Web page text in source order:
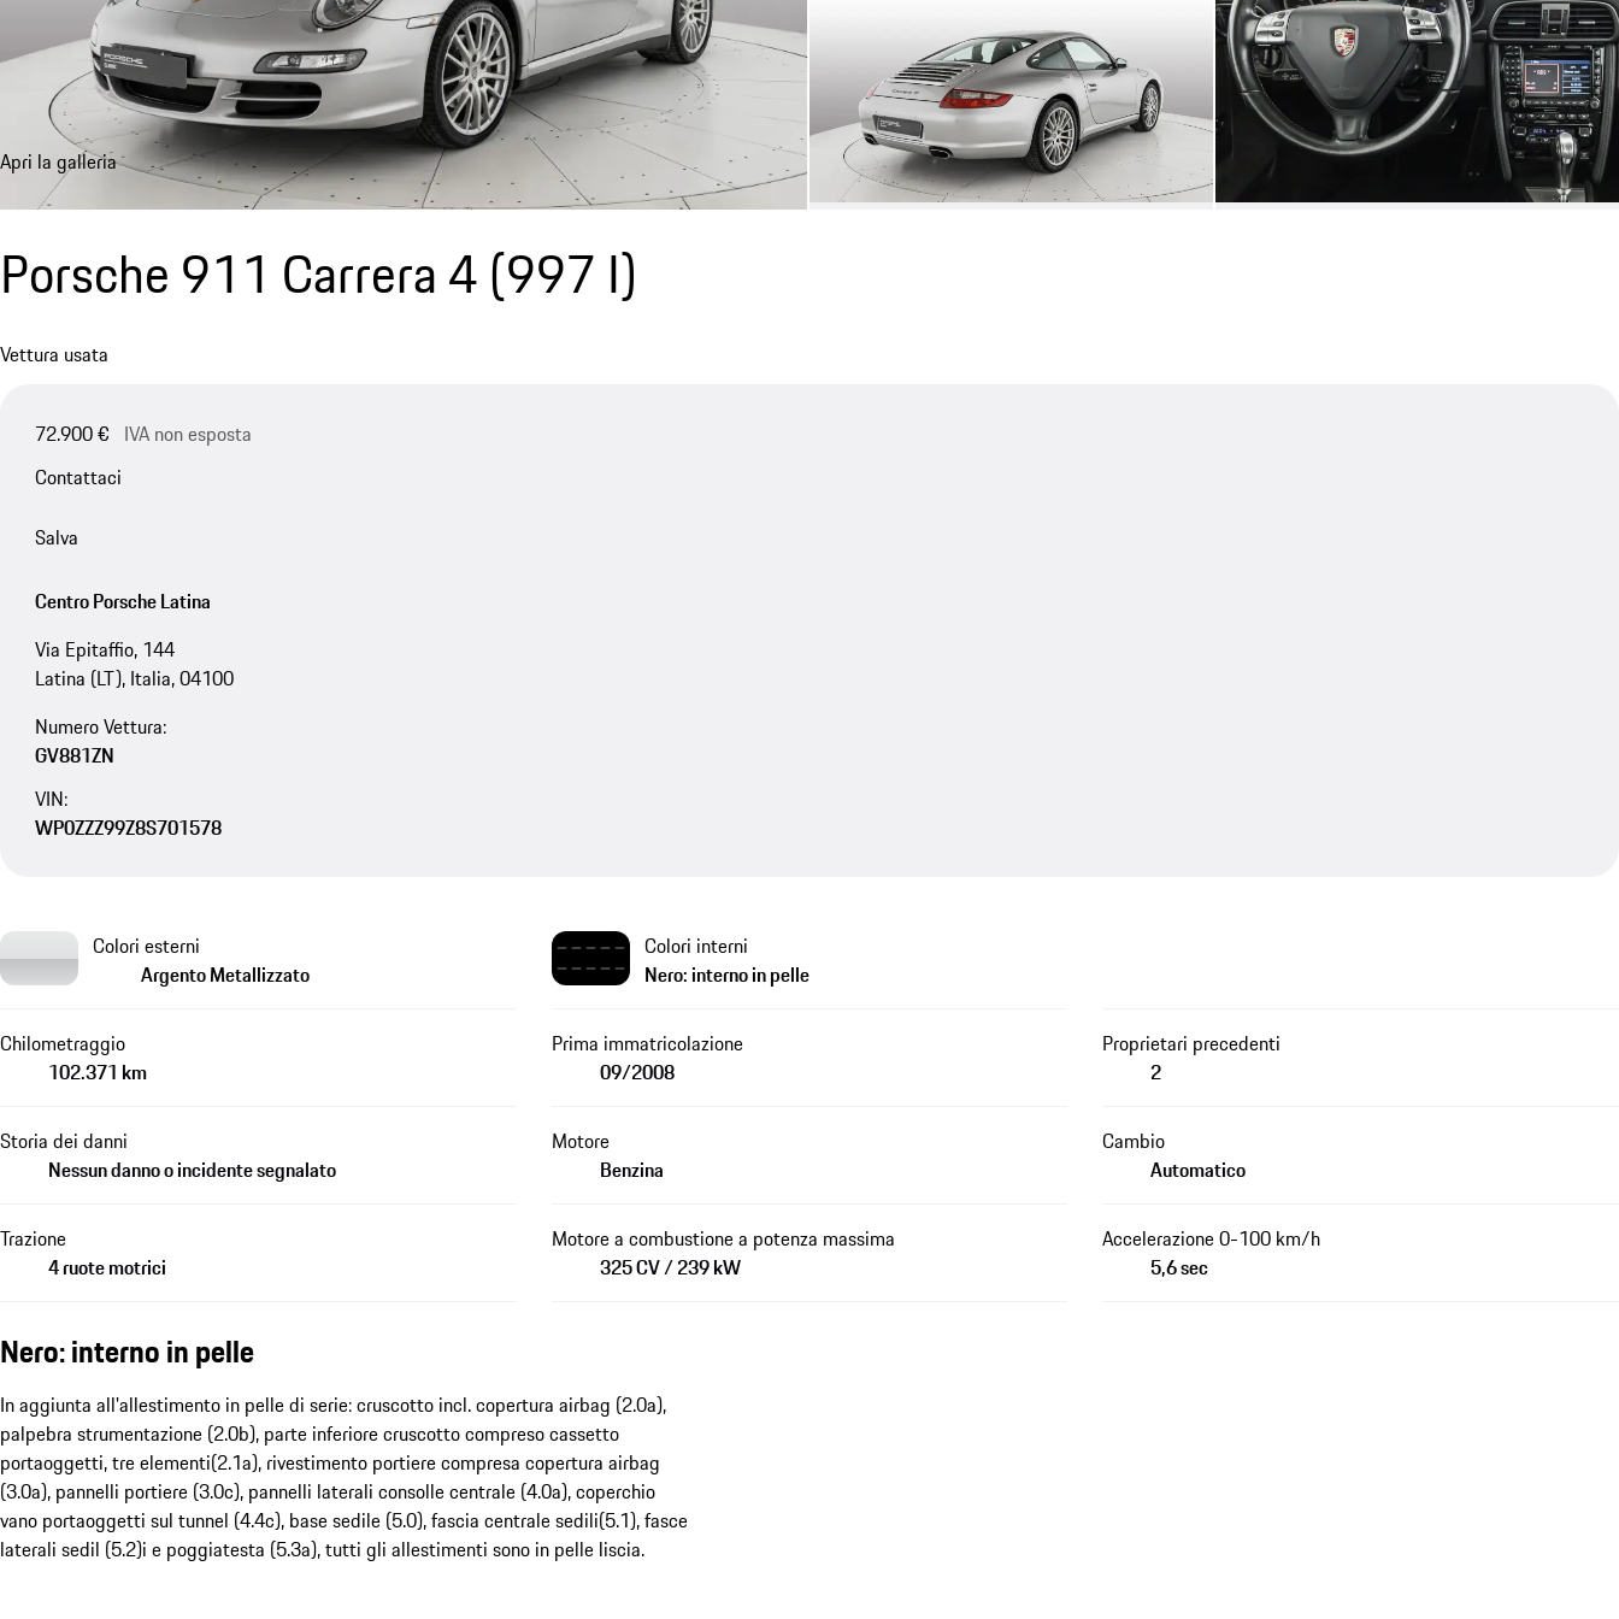
Apri la galleria
Porsche 911 Carrera 4(997 I)
Vettura usata
72.900 € IVA non esposta
Contattaci
Salva
Centro Porsche Latina
Via Epitaffio, 144
Latina (LT), Italia, 04100
Numero Vettura:
GV881ZN
VIN:
WP0ZZZ99Z8S701578
Colori esterni
Argento Metallizzato
Colori interni
Nero: interno in pelle
Chilometraggio
102.371 km
Prima immatricolazione
09/2008
Proprietari precedenti
2
Storia dei danni
Nessun danno o incidente segnalato
Motore
Benzina
Cambio
Automatico
Trazione
4 ruote motrici
Motore a combustione a potenza massima
325 CV / 239 kW
Accelerazione 0-100 km/h
5,6 sec
Nero: interno in pelle
In aggiunta all'allestimento in pelle di serie: cruscotto incl. copertura airbag (2.0a),
palpebra strumentazione (2.0b), parte inferiore cruscotto compreso cassetto
portaoggetti, tre elementi(2.1a), rivestimento portiere compresa copertura airbag
(3.0a), pannelli portiere (3.0c), pannelli laterali consolle centrale (4.0a), coperchio
vano portaoggetti sul tunnel (4.4c), base sedile (5.0), fascia centrale sedili(5.1), fasce
laterali sedil (5.2)i e poggiatesta (5.3a), tutti gli allestimenti sono in pelle liscia.